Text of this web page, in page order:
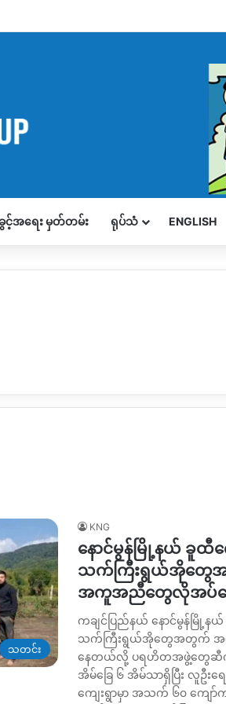
အရေး မှတ်တမ်း ရုပ်သံ ENGLISH
သတင်း
KNG
နောင်မွန်မြို့နယ် ခူထီ
သက်ကြီးရွယ်အိုတွေ
အကူအညီတွေလိုအပ်န
ကချင်ပြည်နယ် နောင်မွန်မြို့န
သက်ကြီးရွယ်အိုတွေအတွက်
နေတယ်လို့ ပရဟိတအဖွဲ့တွေဆီ
အိမ်ခြေ ၆ အိမ်သာရှိပြီး လူဦး
ကျေးရွာမှာ အသက် ၆၀ ကျေ